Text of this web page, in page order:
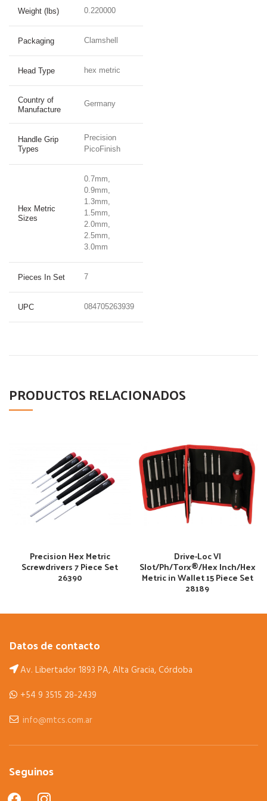
Weight (lbs) 0.220000
Packaging Clamshell
Head Type hex metric
Country of
Manufacture
Germany
Handle Grip
Types
Precision
PicoFinish
Hex Metric
Sizes
0.7mm,
0.9mm,
1.3mm,
1.5mm,
2.0mm,
2.5mm,
3.0mm
Pieces In Set 7
UPC 084705263939
PRODUCTOS RELACIONADOS
Precision Hex Metric
Screwdrivers 7 Piece Set
26390
Drive-Loc VI
Slot/Ph/Torx®/Hex Inch/Hex
Metric in Wallet 15 Piece Set
28189
Datos de contacto
Av. Libertador 1893 PA, Alta Gracia, Córdoba
+54 9 3515 28-2439
info@mtcs.com.ar
Seguinos
facebookinstagram